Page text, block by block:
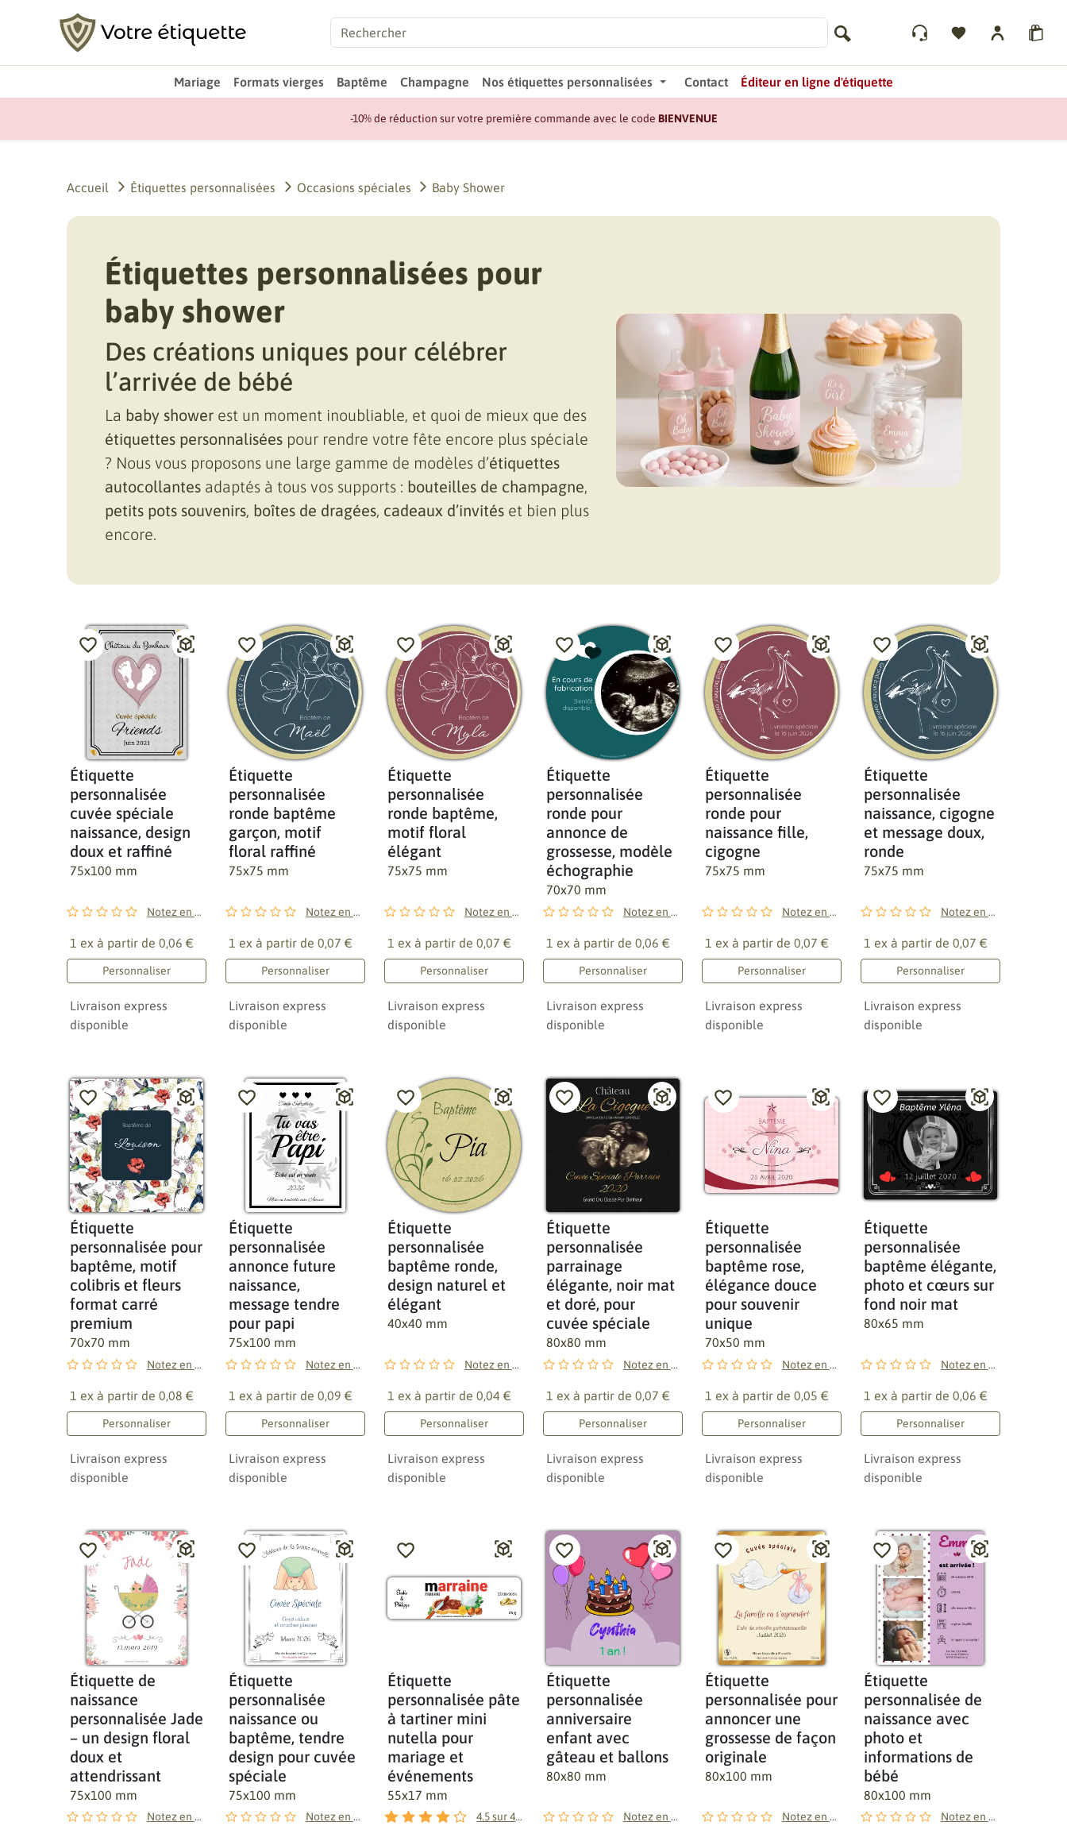
Mariage Formats vierges Baptême Champagne Nos étiquettes personnalisées Contact Éditeur en ligne d'étiquette
-10% de réduction sur votre première commande avec le code BIENVENUE
Accueil Étiquettes personnalisées Occasions spéciales Baby Shower
Étiquettes personnalisées pour
baby shower
Des créations uniques pour célébrer
l’arrivée de bébé
La baby shower est un moment inoubliable, et quoi de mieux que des
étiquettes personnalisées pour rendre votre fête encore plus spéciale
? Nous vous proposons une large gamme de modèles d’étiquettes
autocollantes adaptés à tous vos supports : bouteilles de champagne,
petits pots souvenirs, boîtes de dragées, cadeaux d’invités et bien plus
encore.
Étiquette
personnalisée
cuvée spéciale
naissance, design
doux et raffiné
75x100 mm
Notez en premier !
1 ex à partir de 0,06 €
Personnaliser
Livraison express
disponible
Étiquette
personnalisée
ronde baptême
garçon, motif
floral raffiné
75x75 mm
Notez en premier !
1 ex à partir de 0,07 €
Personnaliser
Livraison express
disponible
Étiquette
personnalisée
ronde baptême,
motif floral
élégant
75x75 mm
Notez en premier !
1 ex à partir de 0,07 €
Personnaliser
Livraison express
disponible
Étiquette
personnalisée
ronde pour
annonce de
grossesse, modèle
échographie
70x70 mm
Notez en premier !
1 ex à partir de 0,06 €
Personnaliser
Livraison express
disponible
Étiquette
personnalisée
ronde pour
naissance fille,
cigogne
75x75 mm
Notez en premier !
1 ex à partir de 0,07 €
Personnaliser
Livraison express
disponible
Étiquette
personnalisée
naissance, cigogne
et message doux,
ronde
75x75 mm
Notez en premier !
1 ex à partir de 0,07 €
Personnaliser
Livraison express
disponible
Étiquette
personnalisée pour
baptême, motif
colibris et fleurs
format carré
premium
70x70 mm
Notez en premier !
1 ex à partir de 0,08 €
Personnaliser
Livraison express
disponible
Étiquette
personnalisée
annonce future
naissance,
message tendre
pour papi
75x100 mm
Notez en premier !
1 ex à partir de 0,09 €
Personnaliser
Livraison express
disponible
Étiquette
personnalisée
baptême ronde,
design naturel et
élégant
40x40 mm
Notez en premier !
1 ex à partir de 0,04 €
Personnaliser
Livraison express
disponible
Étiquette
personnalisée
parrainage
élégante, noir mat
et doré, pour
cuvée spéciale
80x80 mm
Notez en premier !
1 ex à partir de 0,07 €
Personnaliser
Livraison express
disponible
Étiquette
personnalisée
baptême rose,
élégance douce
pour souvenir
unique
70x50 mm
Notez en premier !
1 ex à partir de 0,05 €
Personnaliser
Livraison express
disponible
Étiquette
personnalisée
baptême élégante,
photo et cœurs sur
fond noir mat
80x65 mm
Notez en premier !
1 ex à partir de 0,06 €
Personnaliser
Livraison express
disponible
Étiquette de
naissance
personnalisée Jade
– un design floral
doux et
attendrissant
75x100 mm
Notez en premier !
Étiquette
personnalisée
naissance ou
baptême, tendre
design pour cuvée
spéciale
75x100 mm
Notez en premier !
Étiquette
personnalisée pâte
à tartiner mini
nutella pour
mariage et
événements
55x17 mm
4.5sur4avis
Étiquette
personnalisée
anniversaire
enfant avec
gâteau et ballons
80x80 mm
Notez en premier !
Étiquette
personnalisée pour
annoncer une
grossesse de façon
originale
80x100 mm
Notez en premier !
Étiquette
personnalisée de
naissance avec
photo et
informations de
bébé
80x100 mm
Notez en premier !